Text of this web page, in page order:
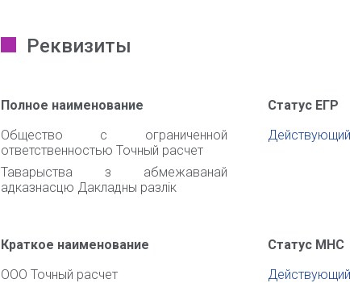
Реквизиты
Полное наименование
Общество с ограниченной
ответственностью Точный расчет
Таварыства з абмежаванай
адказнасцю Дакладны разлiк
Статус ЕГР
Действующий
Краткое наименование
ООО Точный расчет
Статус МНС
Действующий